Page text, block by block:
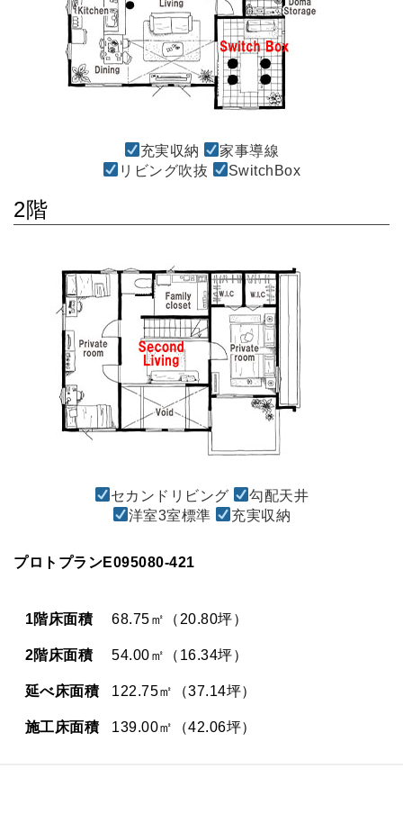
充実収納
家事導線
リビング吹抜
SwitchBox
2階
セカンドリビング
勾配天井
洋室3室標準
充実収納
プロトプランE095080-421
1階床面積 68.75㎡（20.80坪）
2階床面積 54.00㎡（16.34坪）
延べ床面積 122.75㎡（37.14坪）
施工床面積 139.00㎡（42.06坪）